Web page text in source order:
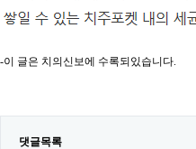
-이 글은 치의신보에 수록되있습니다.
댓글목록